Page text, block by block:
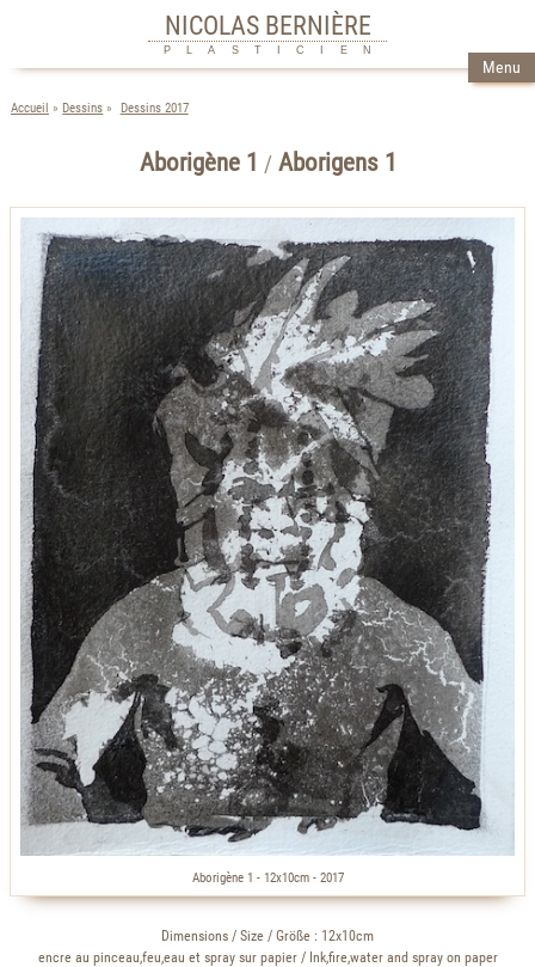
NICOLAS BERNIÈRE
PLASTICIEN
Menu
Accueil Dessins Dessins 2017
Aborigène 1 /Aborigens 1
Aborigène 1 - 12x10cm - 2017
Dimensions / Size / Größe : 12x10cm
encre au pinceau,feu,eau et spray sur papier / Ink,fire,water and spray on paper